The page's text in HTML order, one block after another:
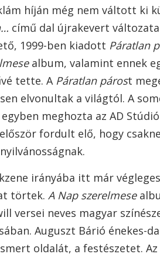
híján még nem váltott ki
című dal újrakevert
1999-ben kiadott Páratlan
album, valamint ennek
tette. A Páratlan párost
elvonultak a világtól. A
meghozta az AD
fordult elő, hogy
irányába itt már
törtek. A Nap szerelmese
versei neves magyar
Auguszt Bárió énekes-
oldalát, a festészetet.